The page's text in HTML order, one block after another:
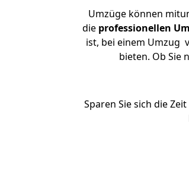
Umzüge können
die professionellen
ist, bei einem Umzug
bieten. Ob Sie
Sparen Sie sich die